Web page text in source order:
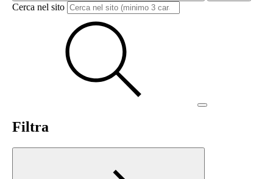
Cerca nel sito
Filtra